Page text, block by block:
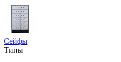
Сейфы
Типы